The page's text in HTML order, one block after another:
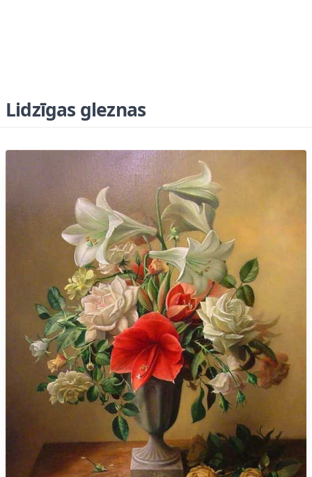
Lidzīgas gleznas